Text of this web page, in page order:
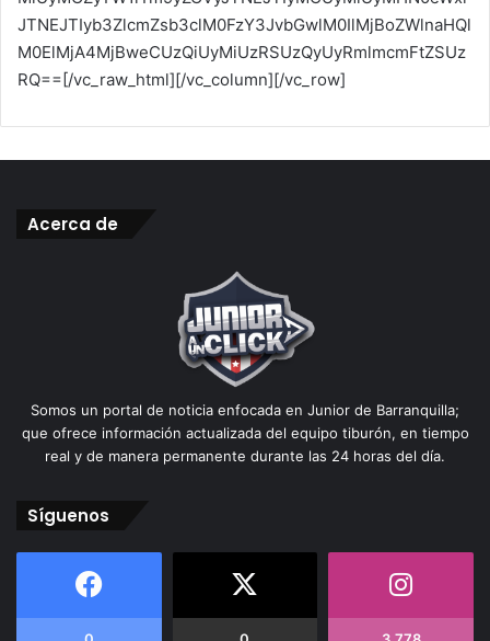
JTNEJTIyb3ZlcmZsb3clM0FzY3JvbGwlM0IlMjBoZWlnaHQl
M0ElMjA4MjBweCUzQiUyMiUzRSUzQyUyRmlmcmFtZSUz
RQ==[/vc_raw_html][/vc_column][/vc_row]
Acerca de
Somos un portal de noticia enfocada en Junior de Barranquilla;
que ofrece información actualizada del equipo tiburón, en tiempo
real y de manera permanente durante las 24 horas del día.
Síguenos